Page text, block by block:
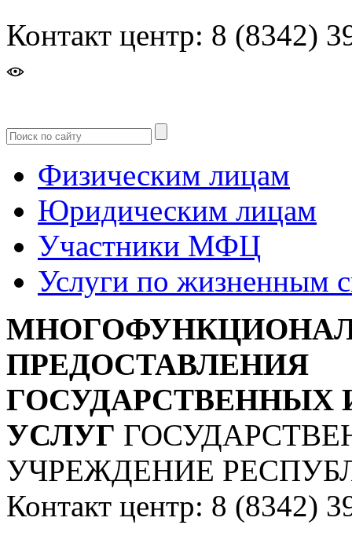
Контакт центр: 8 (8342)
Физическим лицам
Юридическим лицам
Участники МФЦ
Услуги по жизненным
ПРЕДОСТАВЛЕНИЯ
УСЛУГ
УЧРЕЖДЕНИЕ
Контакт центр: 8 (8342)